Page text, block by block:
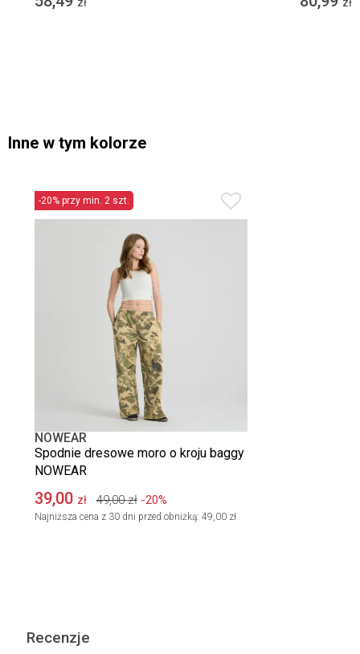
Inne w tym kolorze
-20% przy min. 2 szt.
NOWEAR
Spodnie dresowe moro o kroju baggy
NOWEAR
39,00 zł 49,00 zł -20%
Najniższa cena z 30 dni przed obniżką: 49,00 zł
Recenzje